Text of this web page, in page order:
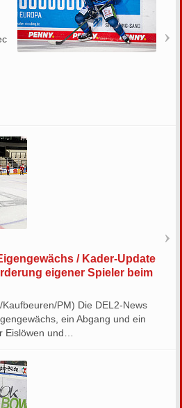
/ Kader-Update
eigener Spieler beim
PM) Die DEL2-News
ein Abgang und ein
Eislöwen und…